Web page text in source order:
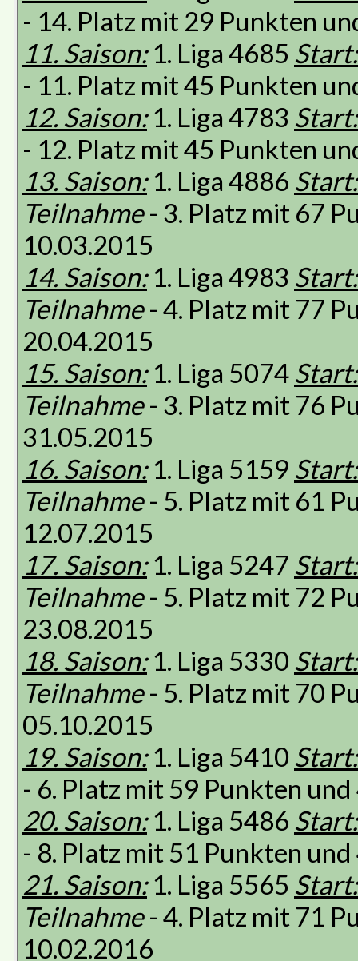
- 14. Platz mit 29 Punkten
11. Saison:1. Liga 4685 Start:
- 11. Platz mit 45 Punkten
12. Saison:1. Liga 4783 Start:
- 12. Platz mit 45 Punkten
13. Saison:1. Liga 4886 Start:
Teilnahme- 3. Platz mit 67
10.03.2015
14. Saison:1. Liga 4983 Start:
Teilnahme- 4. Platz mit 77
20.04.2015
15. Saison:1. Liga 5074 Start:
Teilnahme- 3. Platz mit 76
31.05.2015
16. Saison:1. Liga 5159 Start:
Teilnahme- 5. Platz mit 61
12.07.2015
17. Saison:1. Liga 5247 Start:
Teilnahme- 5. Platz mit 72
23.08.2015
18. Saison:1. Liga 5330 Start:
Teilnahme- 5. Platz mit 70
05.10.2015
19. Saison:1. Liga 5410 Start:
- 6. Platz mit 59 Punkten
20. Saison:1. Liga 5486 Start:
- 8. Platz mit 51 Punkten
21. Saison:1. Liga 5565 Start:
Teilnahme- 4. Platz mit 71
10.02.2016